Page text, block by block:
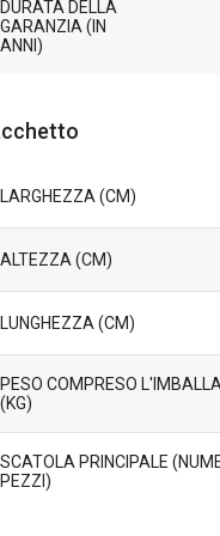
DURATA DELLA
GARANZIA (IN
ANNI)
LARGHEZZA (CM)
ALTEZZA (CM)
LUNGHEZZA (CM)
PESO COMPRESO
(KG)
SCATOLA PRINCIPALE
PEZZI)